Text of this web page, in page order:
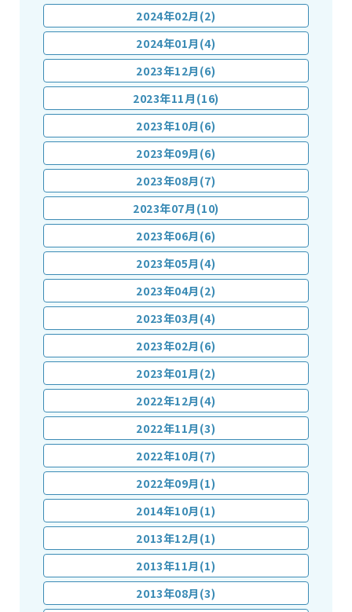
2024年02月(2)
2024年01月(4)
2023年12月(6)
2023年11月(16)
2023年10月(6)
2023年09月(6)
2023年08月(7)
2023年07月(10)
2023年06月(6)
2023年05月(4)
2023年04月(2)
2023年03月(4)
2023年02月(6)
2023年01月(2)
2022年12月(4)
2022年11月(3)
2022年10月(7)
2022年09月(1)
2014年10月(1)
2013年12月(1)
2013年11月(1)
2013年08月(3)